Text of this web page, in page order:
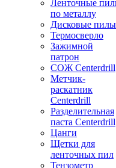
Ленточные
по металлу
Дисковые пилы
Термосверло
Зажимной
патрон
СОЖ Centerdrill
Метчик-
раскатник
Centerdrill
Разделительная
паста Centerdrill
Цанги
Щетки для
ленточных пил
Тензометр